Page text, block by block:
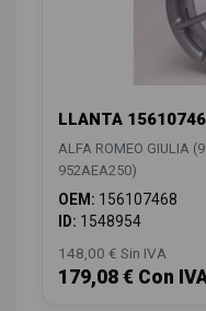
LLANTA
ALFA ROMEO GIULIA
952AEA250)
OEM: 156107468
ID: 1548954
148,00 € Sin IVA
179,08 € Con